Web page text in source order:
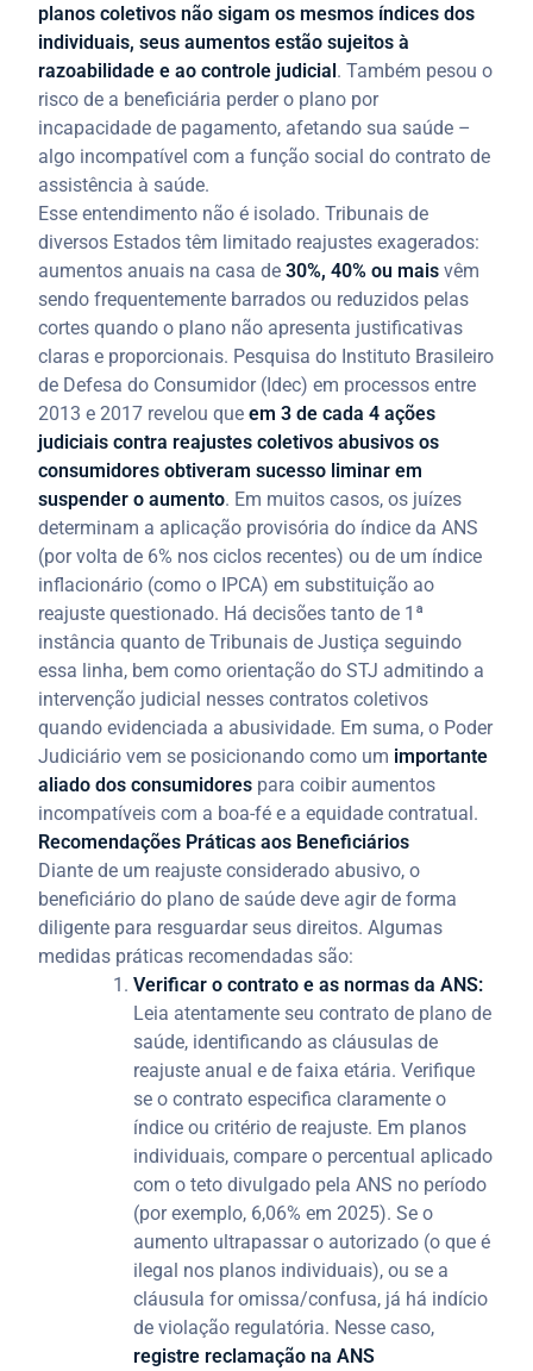
planos coletivos não sigam os mesmos índices dos
individuais, seus aumentos estão sujeitos à
razoabilidade e ao controle judicial. Também pesou o
risco de a beneficiária perder o plano por
incapacidade de pagamento, afetando sua saúde –
algo incompatível com a função social do contrato de
assistência à saúde.
Esse entendimento não é isolado. Tribunais de
diversos Estados têm limitado reajustes exagerados:
aumentos anuais na casa de30%, 40% ou mais vêm
sendo frequentemente barrados ou reduzidos pelas
cortes quando o plano não apresenta justificativas
claras e proporcionais. Pesquisa do Instituto Brasileiro
de Defesa do Consumidor (Idec) em processos entre
2013 e 2017 revelou queem 3 de cada 4 ações
judiciais contra reajustes coletivos abusivos os
consumidores obtiveram sucesso liminar em
suspender o aumento. Em muitos casos, os juízes
determinam a aplicação provisória do índice da ANS
(por volta de 6% nos ciclos recentes) ou de um índice
inflacionário (como o IPCA) em substituição ao
reajuste questionado. Há decisões tanto de 1ª
instância quanto de Tribunais de Justiça seguindo
essa linha, bem como orientação do STJ admitindo a
intervenção judicial nesses contratos coletivos
quando evidenciada a abusividade. Em suma, o Poder
Judiciário vem se posicionando como um importante
aliado dos consumidores para coibir aumentos
incompatíveis com a boa-fé e a equidade contratual.
Recomendações Práticas aos Beneficiários
Diante de um reajuste considerado abusivo, o
beneficiário do plano de saúde deve agir de forma
diligente para resguardar seus direitos. Algumas
medidas práticas recomendadas são:
Verificar o contrato e as normas da ANS:
Leia atentamente seu contrato de plano de
saúde, identificando as cláusulas de
reajuste anual e de faixa etária. Verifique
se o contrato especifica claramente o
índice ou critério de reajuste. Em planos
individuais, compare o percentual aplicado
com o teto divulgado pela ANS no período
(por exemplo, 6,06% em 2025). Se o
aumento ultrapassar o autorizado (o que é
ilegal nos planos individuais), ou se a
cláusula for omissa/confusa, já há indício
de violação regulatória. Nesse caso,
registre reclamação na ANS